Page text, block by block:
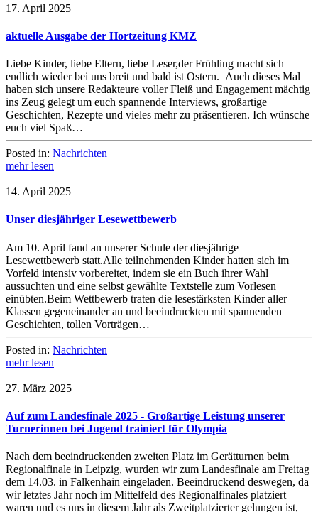
17. April 2025
aktuelle Ausgabe der Hortzeitung KMZ
Liebe Kinder, liebe Eltern, liebe Leser,der Frühling macht sich
endlich wieder bei uns breit und bald ist Ostern. Auch dieses Mal
haben sich unsere Redakteure voller Fleiß und Engagement mächtig
ins Zeug gelegt um euch spannende Interviews, großartige
Geschichten, Rezepte und vieles mehr zu präsentieren. Ich wünsche
euch viel Spaß…
Posted in: Nachrichten
mehr lesen
14. April 2025
Unser diesjähriger Lesewettbewerb
Am 10. April fand an unserer Schule der diesjährige
Lesewettbewerb statt.Alle teilnehmenden Kinder hatten sich im
Vorfeld intensiv vorbereitet, indem sie ein Buch ihrer Wahl
aussuchten und eine selbst gewählte Textstelle zum Vorlesen
einübten.Beim Wettbewerb traten die lesestärksten Kinder aller
Klassen gegeneinander an und beeindruckten mit spannenden
Geschichten, tollen Vorträgen…
Posted in: Nachrichten
mehr lesen
27. März 2025
Auf zum Landesfinale 2025 - Großartige Leistung unserer
Turnerinnen bei Jugend trainiert für Olympia
Nach dem beeindruckenden zweiten Platz im Gerätturnen beim
Regionalfinale in Leipzig, wurden wir zum Landesfinale am Freitag
dem 14.03. in Falkenhain eingeladen. Beeindruckend deswegen, da
wir letztes Jahr noch im Mittelfeld des Regionalfinales platziert
waren und es uns in diesem Jahr als Zweitplatzierter gelungen ist,